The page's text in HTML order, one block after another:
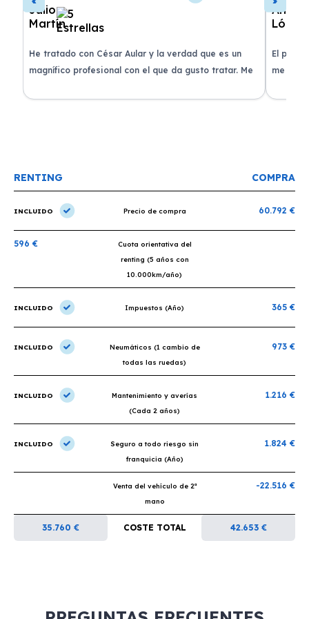
He tratado con César Aular y la verdad que es un
magnífico profesional con el que da gusto tratar. Me
recomiendo un montón, muchas gracias!
El
me
plazo
RENTING COMPRA
INCLUIDO Precio de compra 60.792 €
596 €
Cuota orientativa del
renting (5 años con
10.000km/año)
INCLUIDO Impuestos (Año) 365 €
INCLUIDO
Neumáticos (1 cambio de
todas las ruedas)
973 €
INCLUIDO
Mantenimiento y averías
(Cada 2 años)
1.216 €
INCLUIDO
Seguro a todo riesgo sin
franquicia (Año)
1.824 €
Venta del vehículo de 2ª
mano
-22.516 €
35.760 € COSTE TOTAL 42.653 €